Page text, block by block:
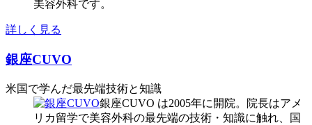
美容外科です。
詳しく見る
銀座CUVO
米国で学んだ最先端技術と知識
銀座CUVO は2005年に開院。院長はアメ
リカ留学で美容外科の最先端の技術・知識に触れ、国